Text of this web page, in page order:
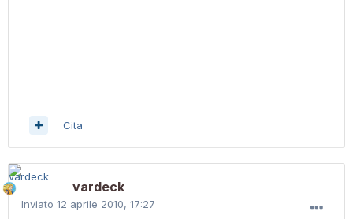
Cita
vardeck
Inviato 12 aprile 2010, 17:27